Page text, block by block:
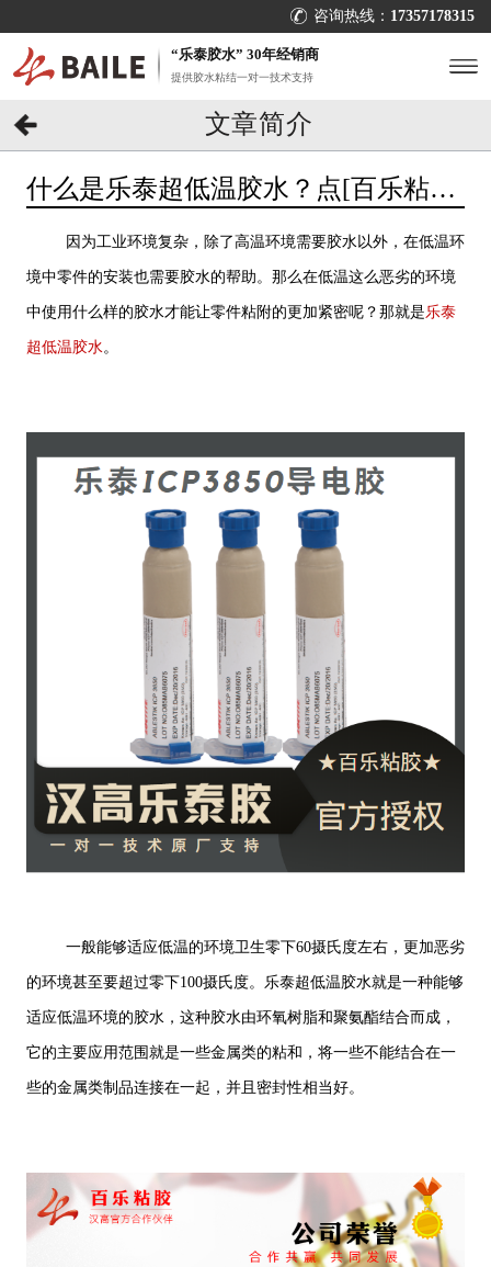
咨询热线： 17357178315
“乐泰胶水” 30年经销商
提供胶水粘结一对一技术支持
文章简介
什么是乐泰超低温胶水？点[百乐粘
因为工业环境复杂，除了高温环境需要胶水以外，在低温环
境中零件的安装也需要胶水的帮助。那么在低温这么恶劣的环境
中使用什么样的胶水才能让零件粘附的更加紧密呢？那就是乐泰
超低温胶水。
一般能够适应低温的环境卫生零下60摄氏度左右，更加恶劣
的环境甚至要超过零下100摄氏度。乐泰超低温胶水就是一种能够
适应低温环境的胶水，这种胶水由环氧树脂和聚氨酯结合而成，
它的主要应用范围就是一些金属类的粘和，将一些不能结合在一
些的金属类制品连接在一起，并且密封性相当好。